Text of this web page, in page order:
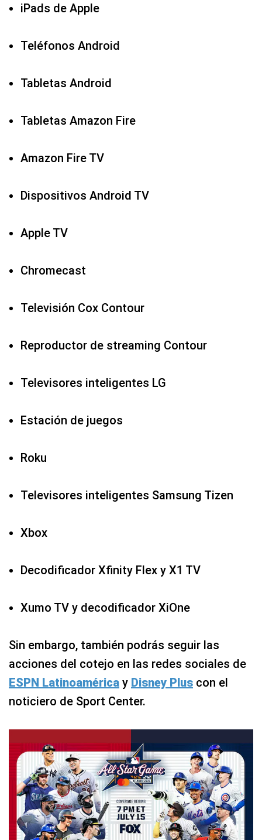
iPads de Apple
Teléfonos Android
Tabletas Android
Tabletas Amazon Fire
Amazon Fire TV
Dispositivos Android TV
Apple TV
Chromecast
Televisión Cox Contour
Reproductor de streaming Contour
Televisores inteligentes LG
Estación de juegos
Roku
Televisores inteligentes Samsung Tizen
Xbox
Decodificador Xfinity Flex y X1 TV
Xumo TV y decodificador XiOne
Sin embargo, también podrás seguir las
acciones del cotejo en las redes sociales de
ESPN Latinoamérica y Disney Plus con el
noticiero de Sport Center.